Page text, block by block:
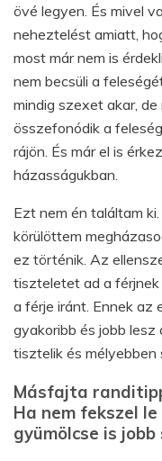
övé legyen. És mivel
neheztelést amiatt,
most már nem is
nem becsüli a
mindig szexet akar,
összefonódik a
rájön. És már el is
házasságukban.
Ezt nem én találtam
körülöttem
ez történik. Az
tiszteletet ad a férjnek
a férje iránt. Ennek az
gyakoribb és jobb lesz
tisztelik és mélyebben
Másfajta
Ha nem fekszel
gyümölcse is